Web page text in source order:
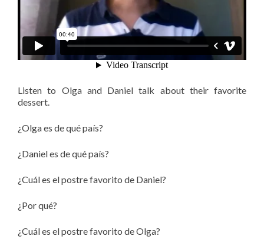
Listen to Olga and Daniel talk about their favorite
dessert.
¿Olga es de qué país?
¿Daniel es de qué país?
¿Cuál es el postre favorito de Daniel?
¿Por qué?
¿Cuál es el postre favorito de Olga?